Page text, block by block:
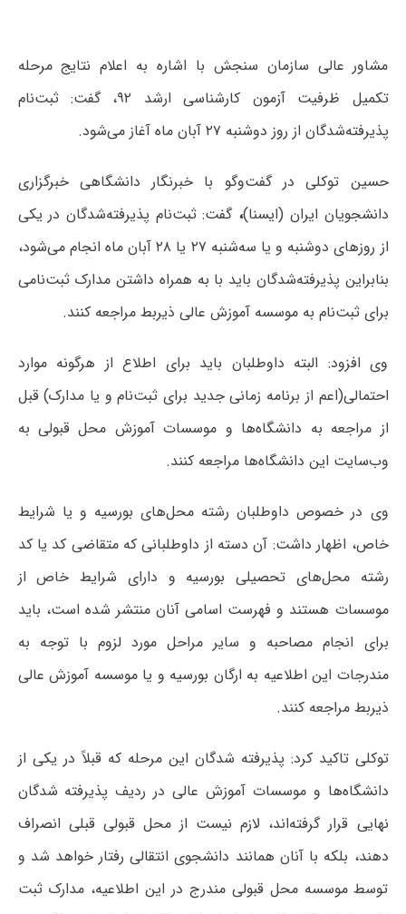
مشاور عالی سازمان سنجش با اشاره به اعلام نتایج مرحله
تکمیل ظرفیت آزمون کارشناسی ارشد ۹۲، گفت: ثبت‌نام
پذیرفته‌شدگان از روز دوشنبه ۲۷ آبان ماه آغاز می‌شود.
حسین توکلی در گفت‌وگو با خبرنگار دانشگاهی خبرگزاری
دانشجویان ایران (ایسنا)، گفت: ثبت‌نام پذیرفته‌شدگان در یکی
از روزهای دو‌شنبه و یا سه‌شنبه ۲۷ یا ۲۸ آبان ماه انجام می‌شود،
بنابراین پذیرفته‌شدگان باید با به همراه داشتن مدارک ثبت‌نامی
برای ثبت‌نام به موسسه آموزش عالی ذیربط مراجعه کنند.
وی افزود: البته داوطلبان باید برای اطلاع از هرگونه موارد
احتمالی(اعم از برنامه زمانی جدید برای ثبت‌نام و یا مدارک) قبل
از مراجعه به دانشگاه‌ها و موسسات آموزش محل قبولی به
وب‌سایت این دانشگاه‌ها مراجعه کنند.
وی در خصوص داوطلبان رشته محل‌های بورسیه و یا شرایط
خاص، اظهار داشت: آن دسته از داوطلبانی که متقاضی کد یا کد
رشته محل‌های تحصیلی بورسیه و دارای شرایط خاص از
موسسات هستند و فهرست اسامی آنان منتشر شده است، باید
برای انجام مصاحبه و سایر مراحل مورد لزوم با توجه به
مندرجات این اطلاعیه به ارگان بورسیه و یا موسسه آموزش عالی
ذیربط مراجعه کنند.
توکلی تاکید کرد: پذیرفته شدگان این مرحله که قبلاً در یکی از
دانشگاه‌ها و موسسات آموزش عالی در ردیف پذیرفته شدگان
نهایی قرار گرفته‌اند، لازم نیست از محل قبولی قبلی انصراف
دهند، بلکه با آنان همانند دانشجوی انتقالی رفتار خواهد شد و
توسط موسسه محل قبولی مندرج در این اطلاعیه، مدارک ثبت